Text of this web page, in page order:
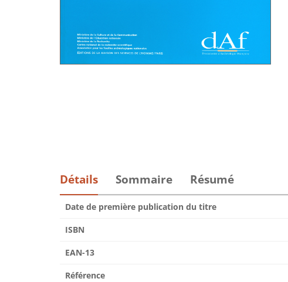
Détails Sommaire Résumé
Date de première publication du titre
ISBN
EAN-13
Référence